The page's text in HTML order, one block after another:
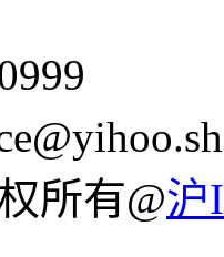
所有@沪